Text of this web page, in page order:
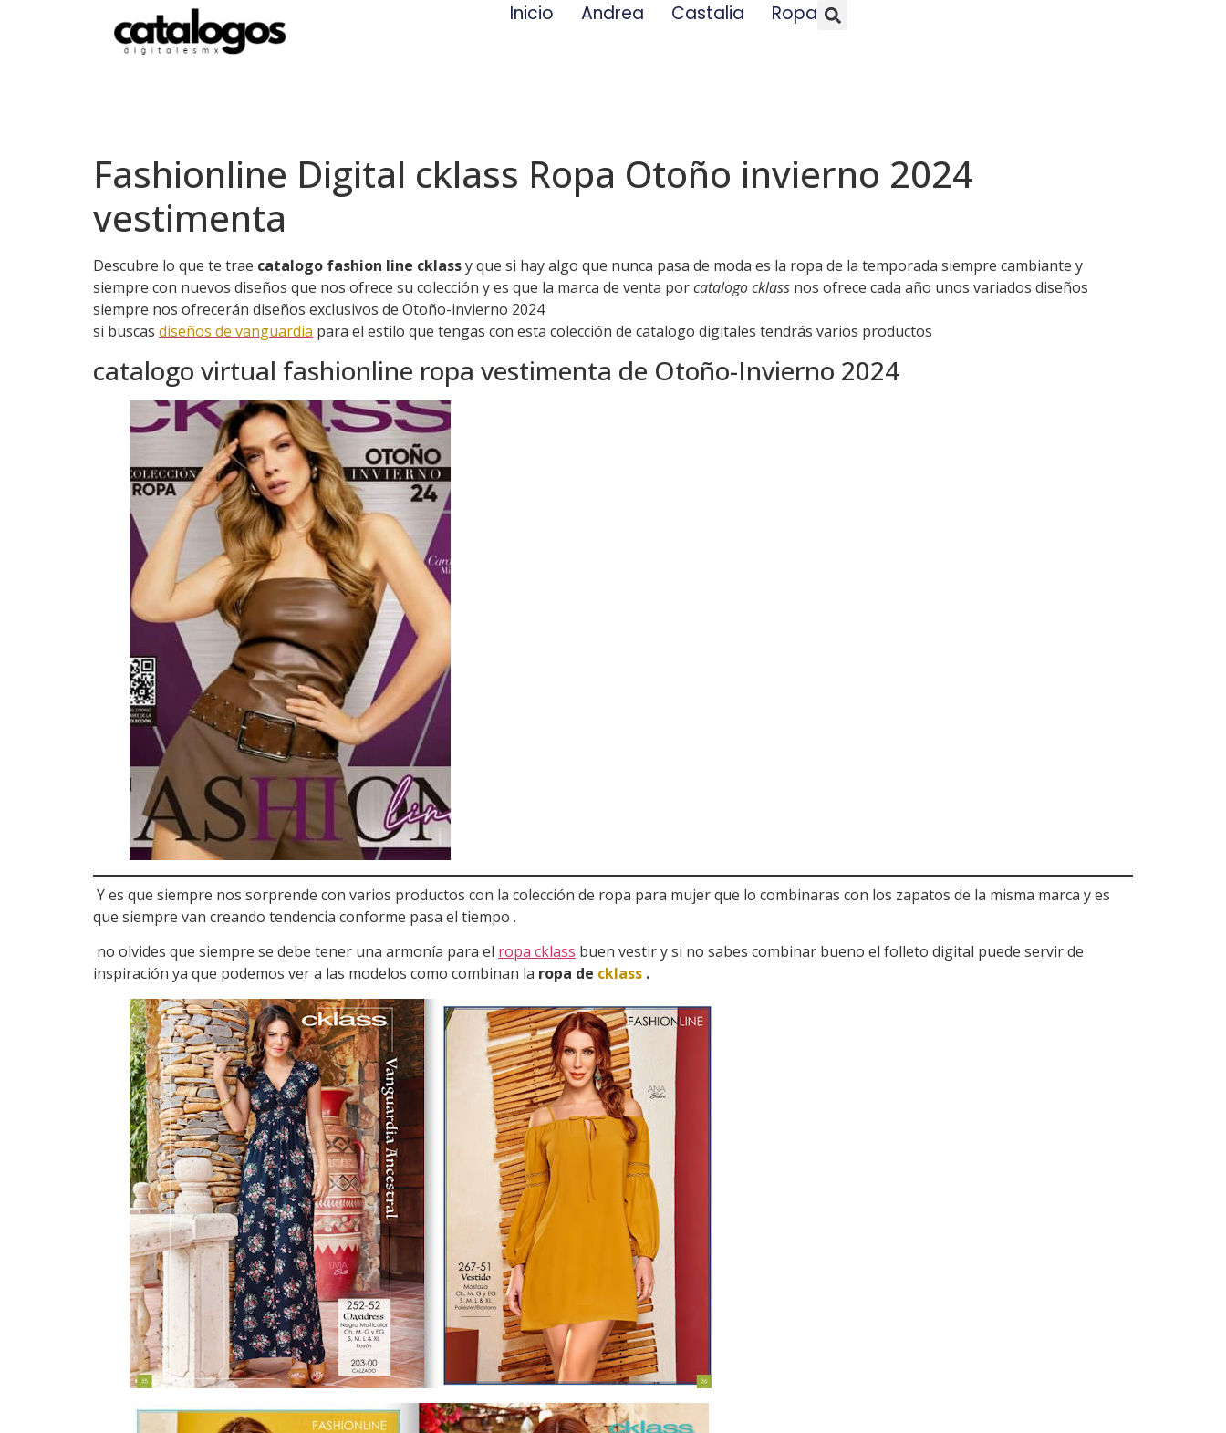
Inicio Andrea Castalia Ropa
Fashionline Digital cklass Ropa Otoño invierno 2024
vestimenta
Descubre lo que te trae catalogo fashion line cklassy que si hay algo que nunca pasa de moda es la ropa de la temporada siempre cambiante y
siempre con nuevos diseños que nos ofrece su colección y es que la marca de venta porcatalogo cklass nos ofrece cada año unos variados diseños
siempre nos ofrecerán diseños exclusivos de Otoño-invierno 2024
si buscas diseños de vanguardia para el estilo que tengas con esta colección de catalogo digitales tendrás varios productos
catalogo virtual fashionline ropa vestimenta de Otoño-Invierno 2024
Y es que siempre nos sorprende con varios productos con la colección de ropa para mujer que lo combinaras con los zapatos de la misma marca y es
que siempre van creando tendencia conforme pasa el tiempo .
no olvides que siempre se debe tener una armonía para el ropa cklass buen vestir y si no sabes combinar bueno el folleto digital puede servir de
inspiración ya que podemos ver a las modelos como combinan la ropa de cklass .